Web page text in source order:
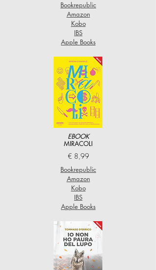
Bookrepublic
Amazon
Kobo
IBS
Apple Books
EBOOK
MIRACOLI
€ 8,99
Bookrepublic
Amazon
Kobo
IBS
Apple Books